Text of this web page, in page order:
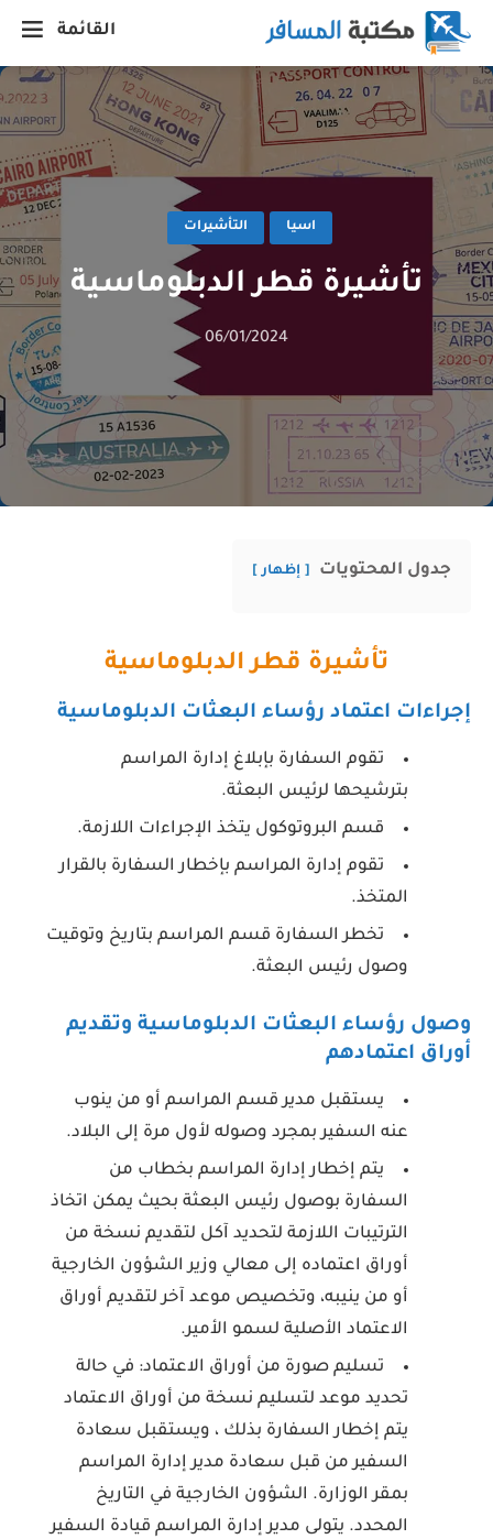
القائمة
اسيا التأشيرات
تأشيرة قطر الدبلوماسية
06/01/2024
جدول المحتويات إظهار
تأشيرة قطر الدبلوماسية
إجراءات اعتماد رؤساء البعثات الدبلوماسية
تقوم السفارة بإبلاغ إدارة المراسم
بترشيحها لرئيس البعثة.
قسم البروتوكول يتخذ الإجراءات اللازمة.
تقوم إدارة المراسم بإخطار السفارة بالقرار
المتخذ.
تخطر السفارة قسم المراسم بتاريخ وتوقيت
وصول رئيس البعثة.
وصول رؤساء البعثات الدبلوماسية وتقديم
أوراق اعتمادهم
يستقبل مدير قسم المراسم أو من ينوب
عنه السفير بمجرد وصوله لأول مرة إلى البلاد.
يتم إخطار إدارة المراسم بخطاب من
السفارة بوصول رئيس البعثة بحيث يمكن اتخاذ
الترتيبات اللازمة لتحديد آكل لتقديم نسخة من
أوراق اعتماده إلى معالي وزير الشؤون الخارجية
أو من ينيبه، وتخصيص موعد آخر لتقديم أوراق
الاعتماد الأصلية لسمو الأمير.
تسليم صورة من أوراق الاعتماد: في حالة
تحديد موعد لتسليم نسخة من أوراق الاعتماد
يتم إخطار السفارة بذلك ، ويستقبل سعادة
السفير من قبل سعادة مدير إدارة المراسم
بمقر الوزارة. الشؤون الخارجية في التاريخ
المحدد. يتولى مدير إدارة المراسم قيادة السفير